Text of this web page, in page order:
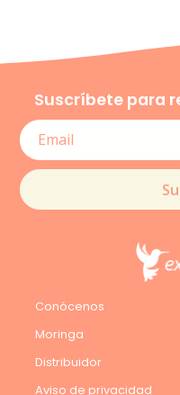
Suscríbete para
Conócenos
Moringa
Distribuidor
Aviso de privacidad